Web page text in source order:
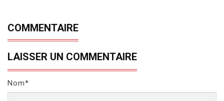
COMMENTAIRE
LAISSER UN COMMENTAIRE
Nom*